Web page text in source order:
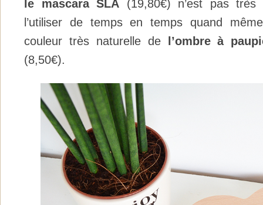
le mascara SLA (19,80€) n’est pas
l’utiliser de temps en temps quand
couleur très naturelle de
l’ombre à
(8,50€).